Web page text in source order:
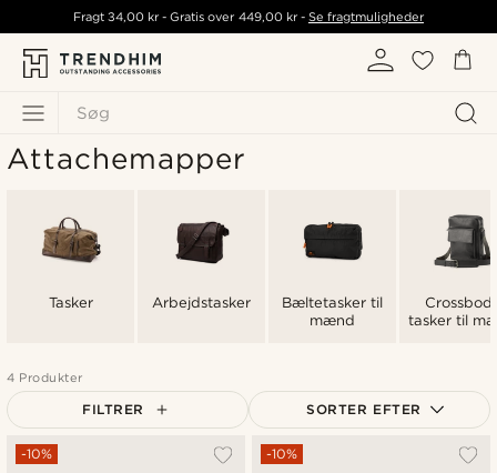
Søg
Fragt34,00 kr - Gratis over 449,00 kr- Se fragtmuligheder
Attachemapper
Tasker Arbejdstasker
Bæltetasker til
mænd
tasker til
4 Produkter
FILTRER SORTER EFTER
Mest populære
-10% -10%